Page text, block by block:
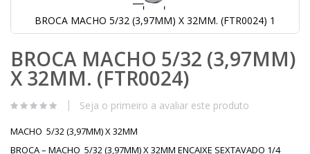
BROCA MACHO 5/32 (3,97MM) X 32MM. (FTR0024) 1
para
o
início
Galeria
imagens
BROCA MACHO 5/32 (3,97MM)
X 32MM. (FTR0024)
Seja o primeiro a avaliar este produto
MACHO 5/32 (3,97MM) X 32MM
BROCA – MACHO 5/32 (3,97MM) X 32MM ENCAIXE SEXTAVADO 1/4